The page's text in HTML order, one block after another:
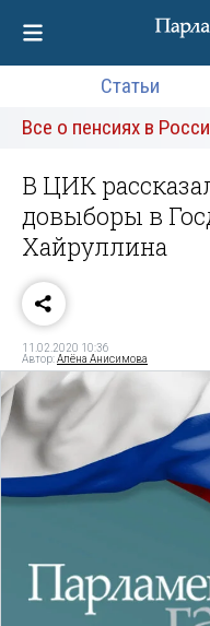
Статьи
Все о пенсиях в
В ЦИК
довыборы в
Хайруллина
11.02.2020 10:36
Автор:Алёна Анисимова